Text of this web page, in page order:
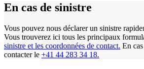
En cas de sinistre
Vous pouvez nous déclarer un sinistre
Vous trouverez ici tous les principaux
sinistre et les coordonnées de contact. En
contacter le +41 44 283 34 18.